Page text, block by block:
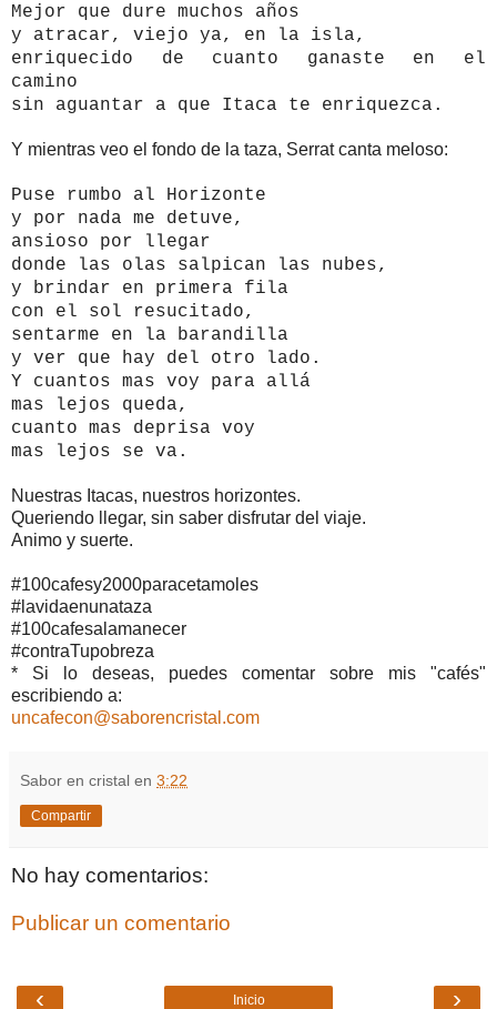
Mejor que dure muchos años
y atracar, viejo ya, en la isla,
enriquecido de cuanto ganaste en el
camino
sin aguantar a que Itaca te enriquezca.
Y mientras veo el fondo de la taza, Serrat canta meloso:
Puse rumbo al Horizonte
y por nada me detuve,
ansioso por llegar
donde las olas salpican las nubes,
y brindar en primera fila
con el sol resucitado,
sentarme en la barandilla
y ver que hay del otro lado.
Y cuantos mas voy para allá
mas lejos queda,
cuanto mas deprisa voy
mas lejos se va.
Nuestras Itacas, nuestros horizontes.
Queriendo llegar, sin saber disfrutar del viaje.
Animo y suerte.
#100cafesy2000paracetamoles
#lavidaenunataza
#100cafesalamanecer
#contraTupobreza
* Si lo deseas, puedes comentar sobre mis "cafés"
escribiendo a:
uncafecon@saborencristal.com
Sabor en cristal en 3:22
Compartir
No hay comentarios:
Publicar un comentario
‹ ›
Inicio